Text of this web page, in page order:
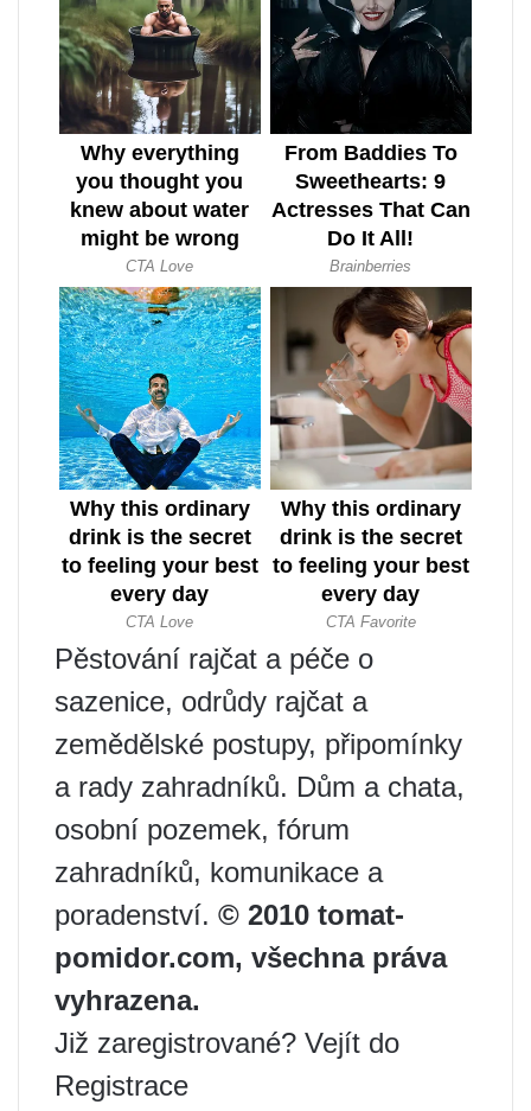
Pěstování rajčat a péče o
sazenice, odrůdy rajčat a
zemědělské postupy, připomínky
a rady zahradníků. Dům a chata,
osobní pozemek, fórum
zahradníků, komunikace a
poradenství. © 2010 tomat-
pomidor.com, všechna práva
vyhrazena.
Již zaregistrované? Vejít do
Registrace